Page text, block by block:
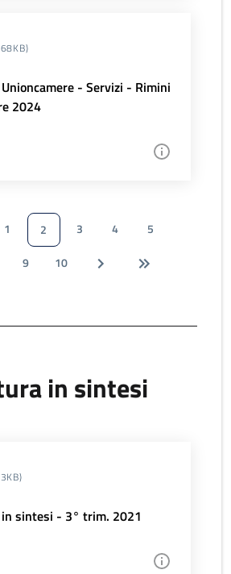
- Servizi - Rimini
2024
1 2 3 4
5
9 10
in sintesi
sintesi - 3° trim. 2021